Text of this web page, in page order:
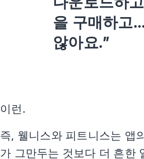
다운로드하
을 구매하고
않아요.”
이런.
즉, 웰니스와 피트니스는 앱
가 그만두는 것보다 더 흔한